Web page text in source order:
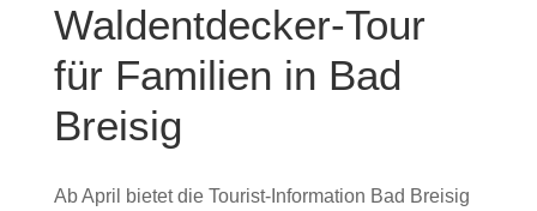
Waldentdecker-Tour
für Familien in Bad
Breisig
Ab April bietet die Tourist-Information Bad Breisig